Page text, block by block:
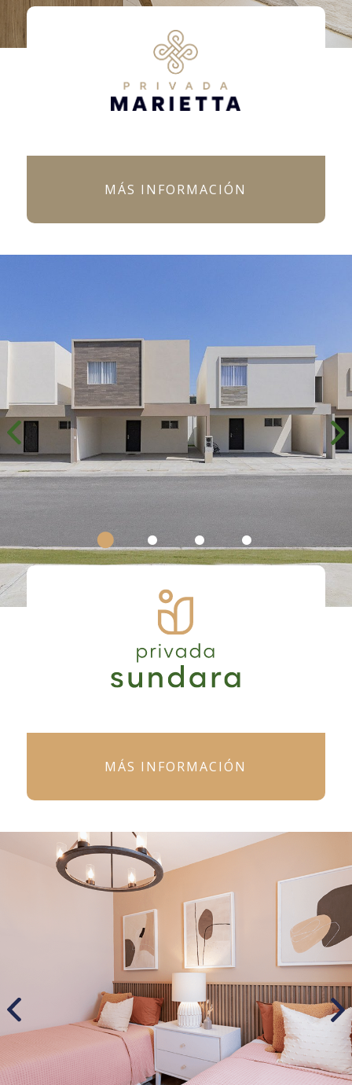
MÁS INFORMACIÓN
MÁS INFORMACIÓN